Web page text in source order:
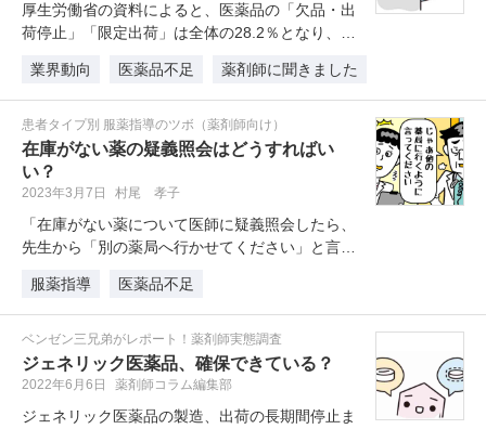
厚生労働省の資料によると、医薬品の「欠品・出
荷停止」「限定出荷」は全体の28.2％となり、後
業界動向
医薬品不足 薬剤師に聞きました
患者タイプ別 服薬指導のツボ（薬剤師向け）
在庫がない薬の疑義照会はどうすればい
い？
2023年3月7日 村尾 孝子
「在庫がない薬について医師に疑義照会したら、
先生から「別の薬局へ行かせてください」と言わ
服薬指導
医薬品不足
ベンゼン三兄弟がレポート！薬剤師実態調査
ジェネリック医薬品、確保できている？
2022年6月6日 薬剤師コラム編集部
ジェネリック医薬品の製造、出荷の長期間停止ま